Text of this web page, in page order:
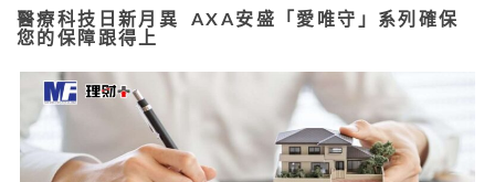
醫療科技日新月異 AXA安盛「愛唯守」系列確保
您的保障跟得上